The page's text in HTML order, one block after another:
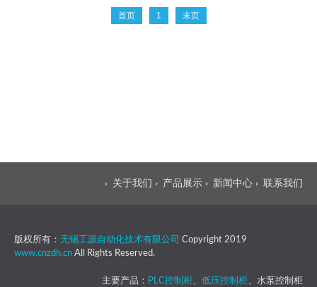
首页 1 末页
关于我们 产品展示 新闻中心 联系我们
版权所有： 无锡工源自动化技术有限公司 Copyright 2019
www.cnzdh.cn All Rights Reserved.
主要产品： PLC控制柜、 低压控制柜、水泵控制柜